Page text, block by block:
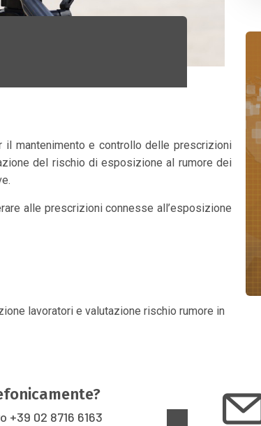
il mantenimento e controllo delle prescrizioni
del rischio di esposizione al rumore dei
alle prescrizioni connesse all’esposizione
lavoratori e valutazione rischio rumore in
+39 02 8716 6163